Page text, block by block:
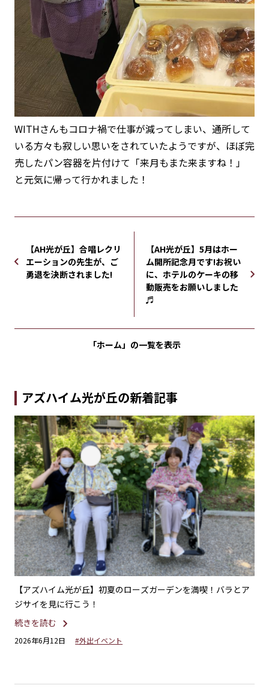
WITHさんもコロナ禍で仕事が減ってしまい、通所して
いる方々も寂しい思いをされていたようですが、ほぼ完
売したパン容器を片付けて「来月もまた来ますね！」
と元気に帰って行かれました！
【AH光が丘】合唱レクリ
エーションの先生が、ご
勇退を決断されました!
【AH光が丘】5月はホー
ム開所記念月です!お祝い
に、ホテルのケーキの移
動販売をお願いしました
♬
「ホーム」の一覧を表示
アズハイム光が丘の新着記事
【アズハイム光が丘】初夏のローズガーデンを満喫！バラとア
ジサイを見に行こう！
続きを読む
2026年6月12日 #外出イベント